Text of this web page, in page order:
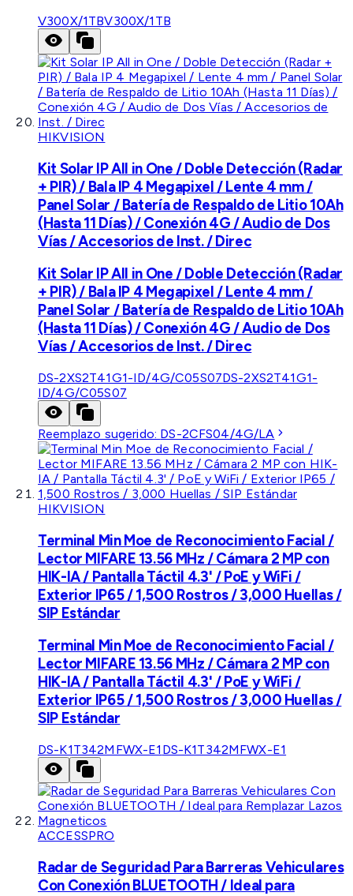
V300X/1TBV300X/1TB
HIKVISION
Kit Solar IP All in One / Doble Detección (Radar
+ PIR) / Bala IP 4 Megapixel / Lente 4 mm /
Panel Solar / Batería de Respaldo de Litio 10Ah
(Hasta 11 Días) / Conexión 4G / Audio de Dos
Vías / Accesorios de Inst. / Direc
Kit Solar IP All in One / Doble Detección (Radar
+ PIR) / Bala IP 4 Megapixel / Lente 4 mm /
Panel Solar / Batería de Respaldo de Litio 10Ah
(Hasta 11 Días) / Conexión 4G / Audio de Dos
Vías / Accesorios de Inst. / Direc
DS-2XS2T41G1-ID/4G/C05S07DS-2XS2T41G1-
ID/4G/C05S07
Reemplazo sugerido: DS-2CFS04/4G/LA
HIKVISION
Terminal Min Moe de Reconocimiento Facial /
Lector MIFARE 13.56 MHz / Cámara 2 MP con
HIK-IA / Pantalla Táctil 4.3' / PoE y WiFi /
Exterior IP65 / 1,500 Rostros / 3,000 Huellas /
SIP Estándar
Terminal Min Moe de Reconocimiento Facial /
Lector MIFARE 13.56 MHz / Cámara 2 MP con
HIK-IA / Pantalla Táctil 4.3' / PoE y WiFi /
Exterior IP65 / 1,500 Rostros / 3,000 Huellas /
SIP Estándar
DS-K1T342MFWX-E1 DS-K1T342MFWX-E1
ACCESSPRO
Radar de Seguridad Para Barreras Vehiculares
Con Conexión BLUETOOTH / Ideal para